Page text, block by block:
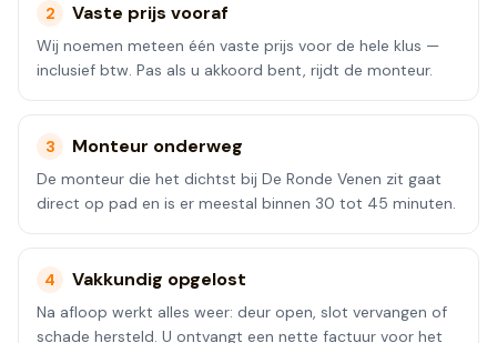
2 Vaste prijs vooraf
Wij noemen meteen één vaste prijs voor de hele klus —
inclusief btw. Pas als u akkoord bent, rijdt de monteur.
3 Monteur onderweg
De monteur die het dichtst bij De Ronde Venen zit gaat
direct op pad en is er meestal binnen 30 tot 45 minuten.
4 Vakkundig opgelost
Na afloop werkt alles weer: deur open, slot vervangen of
schade hersteld. U ontvangt een nette factuur voor het